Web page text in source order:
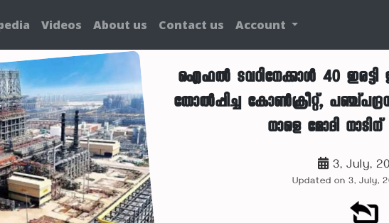
Videos About us Contact us Account
ഐഫൽ ടവറിനേക്കാൾ 40
തോൽപ്പിച്ച കോൺക്രീറ്റ്,
നാളെ മോദി നാടിന്
3, July,
Updated on 3, July,